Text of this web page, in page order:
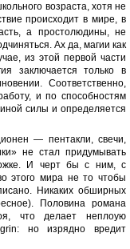
возраста, хотя не
происходит в мире, в
а простолюдины, не
Ах да, магии как
из этой первой части
заключается только в
Соответственно,
и по способностям
силы и определяется
— пентакли, свечи,
не стал придумывать
И черт бы с ним, с
этого мира не то чтобы
Никаких обширных
Половина романа
что делает неплоую
но изрядно вредит